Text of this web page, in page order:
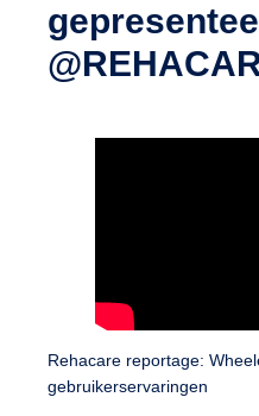
Rehacare reportage:
gebruikerservaringen